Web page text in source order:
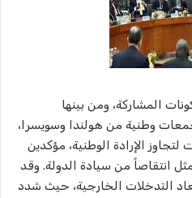
المشاركة، ومن بينها
وطنية من هولندا وسويسرا،
الإرادة الوطنية، مؤكدين
انتقاصاً من سيادة الدولة. وقد
التدخلات الخارجية، حيث شدد